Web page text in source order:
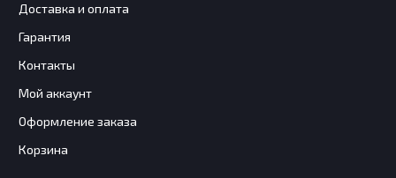
Доставка и оплата
Гарантия
Контакты
Мой аккаунт
Оформление заказа
Корзина